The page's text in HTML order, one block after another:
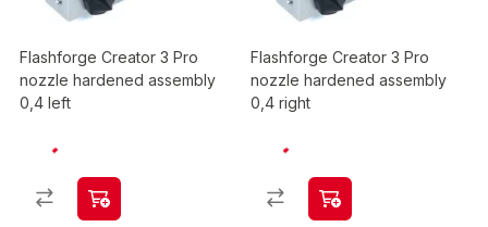
Flashforge Creator 3 Pro
nozzle hardened assembly
0,4 left
Flashforge Creator 3 Pro
nozzle hardened assembly
0,4 right